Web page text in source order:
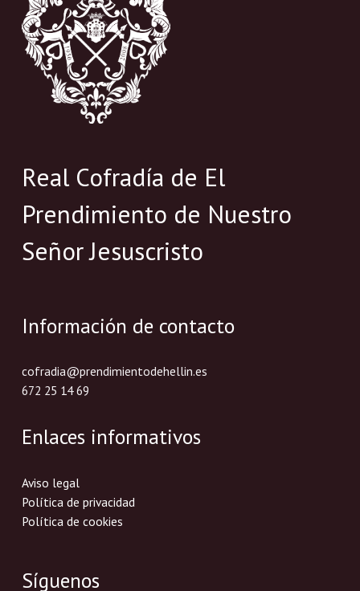
Real Cofradía de El
Prendimiento de Nuestro
Señor Jesuscristo
Información de contacto
cofradia@prendimientodehellin.es
672 25 14 69
Enlaces informativos
Aviso legal
Política de privacidad
Política de cookies
Síguenos